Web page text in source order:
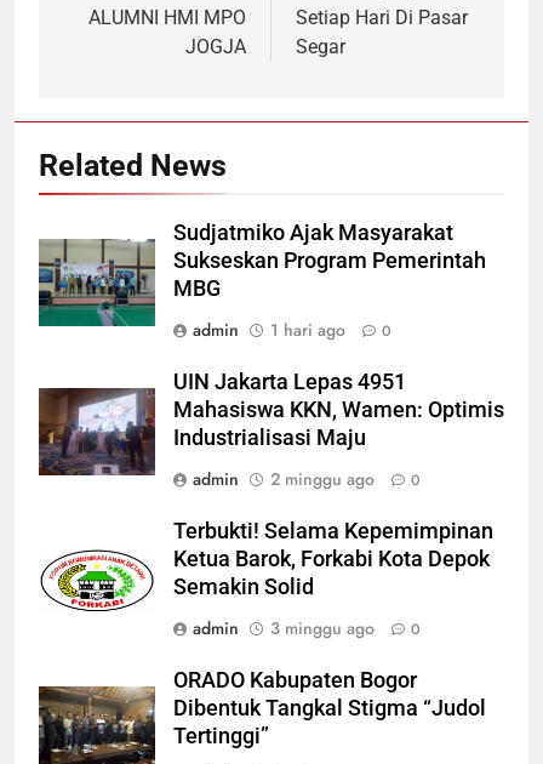
ALUMNI HMI MPO
JOGJA
Setiap Hari Di Pasar
Segar
Related News
Sudjatmiko Ajak Masyarakat
Sukseskan Program Pemerintah
MBG
admin
1 hari ago 0
UIN Jakarta Lepas 4951
Mahasiswa KKN, Wamen: Optimis
Industrialisasi Maju
admin
2 minggu ago 0
Terbukti! Selama Kepemimpinan
Ketua Barok, Forkabi Kota Depok
Semakin Solid
admin
3 minggu ago 0
ORADO Kabupaten Bogor
Dibentuk Tangkal Stigma “Judol
Tertinggi”